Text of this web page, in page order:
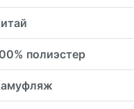
полиэстер